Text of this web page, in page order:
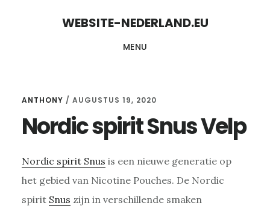
WEBSITE-NEDERLAND.EU
MENU
ANTHONY / AUGUSTUS 19, 2020
Nordic spirit Snus Velp
Nordic spirit Snus is een nieuwe generatie op
het gebied van Nicotine Pouches. De Nordic
spirit Snus zijn in verschillende smaken